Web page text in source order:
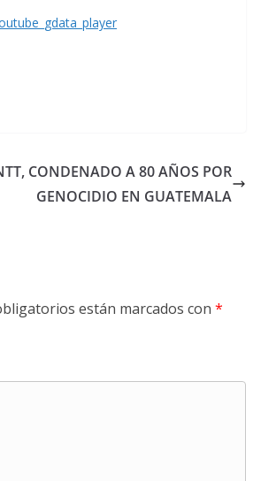
CONDENADO A 80 AÑOS POR
GENOCIDIO EN GUATEMALA
están marcados con *